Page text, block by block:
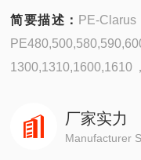
简要描述： PE-
2030微量的CO，CO2
厂家实力
Manufacturer